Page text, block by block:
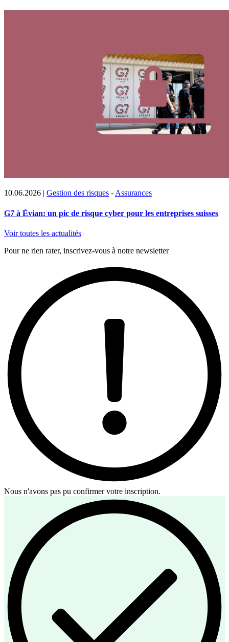
10.06.2026 | Gestion des risques - Assurances
G7 à Évian: un pic de risque cyber pour les entreprises suisses
Voir toutes les actualités
Pour ne rien rater, inscrivez-vous à notre newsletter
Nous n'avons pas pu confirmer votre inscription.